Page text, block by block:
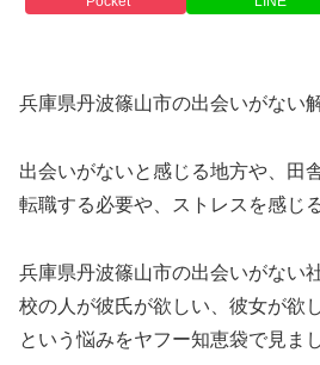
兵庫県丹波篠山市の出会いがない
出会いがないと感じる地方や、田
転職する必要や、ストレスを感じ
兵庫県丹波篠山市の出会いがない
校の人が彼氏が欲しい、彼女が欲
という悩みをヤフー知恵袋で見まし